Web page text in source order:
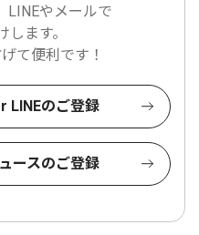
LINEやメールで
ます。
て便利です！
LINEのご登録
ースのご登録